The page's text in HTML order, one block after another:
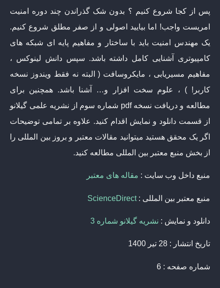
پس از کجا شروع کنیم ؟ بدون شک گذراندن چند دوره امنیت
امریست واجب! اما بیایید اصولی و از صفر مطلق شروع کنیم.
یک مهندس امنیت باید با ساختار و مفاهیم پایه ای شبکه های
کامپیوتری آشنایی کامل داشته باشد. سپس دانش لینوکس ،
مفاهیم مسیریابی ، مایکروسافت ( البته نه فقط ویندوز نسخه
کاربر! ) ، علوم سخت افزار و… آشنا باشد. همچنین برای
مطالعه و دریافت نسخه pdf شماره سوم از نشریه علمی گیلانو
از قسمت دانلود و نمایش اقدام کنید. علاوه بر تمامی توضیحات
اگر یک محقق هستید میتوانید مقالات معتبر و بروز بین المللی را
از بخش منبع معتبر بین المللی مطالعه کنید.
منبع داخل وب سایت : مقاله های معتبر
منبع معتبر بین المللی :ScienceDirect
دانلود و نمایش : نشریه گیلانو شماره 3
تاریخ انتشار : 28 تیر 1400
شماره صفحه : 6